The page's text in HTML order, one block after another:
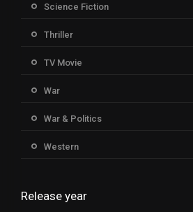
Science Fiction
Thriller
TV Movie
War
War & Politics
Western
Release year